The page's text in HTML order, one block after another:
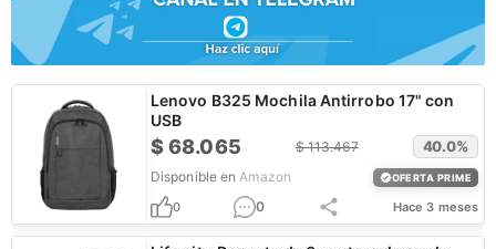
Lenovo B325 Mochila Antirrobo 17" con
USB
$68.065 $113.467 40.0%
Disponible en Amazon OFERTA PRIME
0 0 Hace 3 meses